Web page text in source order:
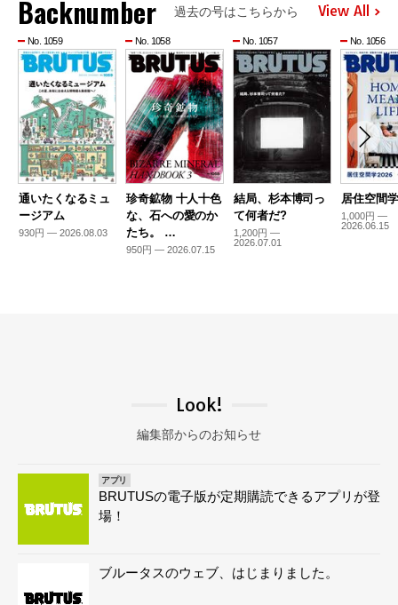
Backnumber 過去の号はこちらから View All
No. 1059
通いたくなるミュ
ージアム
930円 — 2026.08.03
No. 1058
珍奇鉱物 十人十色
な、石への愛のか
たち。 …
950円 — 2026.07.15
No. 1057
結局、杉本博司っ
て何者だ?
1,200円 —
2026.07.01
No. 1056
居住空間
1,000円 —
2026.06.15
Look!
編集部からのお知らせ
アプリ
BRUTUSの電子版が定期購読できるアプリが登
場！
ブルータスのウェブ、はじまりました。